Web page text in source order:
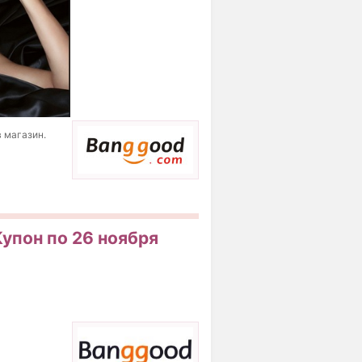
магазин.
по 26 ноября